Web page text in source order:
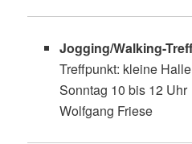
Jogging/Walking-Treff
Treffpunkt: kleine
Sonntag 10 bis 12 Uhr
Wolfgang Friese